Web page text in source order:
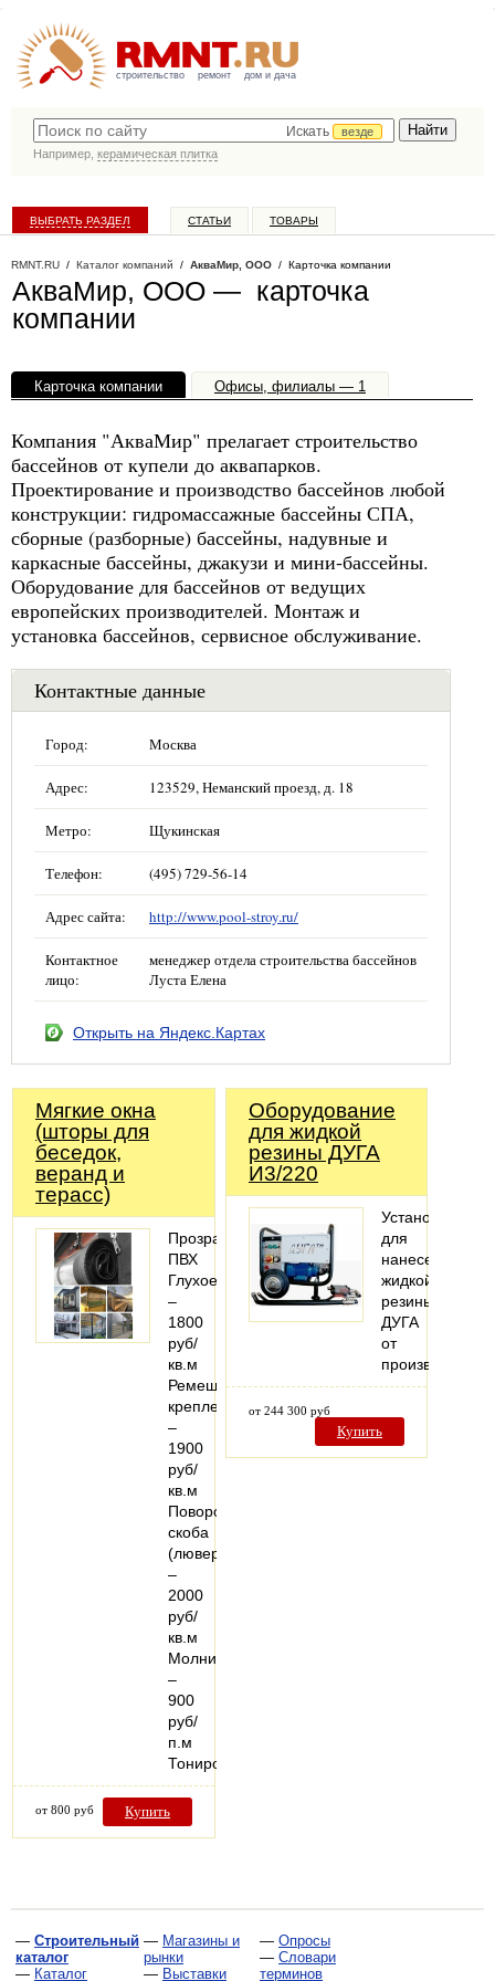
строительство ремонт дом и дача
Искать
везде
Например, керамическая плитка
ВЫБРАТЬ РАЗДЕЛ СТАТЬИ ТОВАРЫ
RMNT.RU / Каталог компаний / АкваМир, ООО / Карточка компании
АкваМир, ООО — карточка
компании
Карточка компании Офисы, филиалы — 1
Компания "АкваМир" прелагает строительство
бассейнов от купели до аквапарков.
Проектирование и производство бассейнов любой
конструкции: гидромассажные бассейны СПА,
сборные (разборные) бассейны, надувные и
каркасные бассейны, джакузи и мини-бассейны.
Оборудование для бассейнов от ведущих
европейских производителей. Монтаж и
установка бассейнов, сервисное обслуживание.
Контактные данные
Город: Москва
Адрес: 123529, Неманский проезд, д. 18
Метро: Щукинская
Телефон: (495) 729-56-14
Адрес сайта: http://www.pool-stroy.ru/
Контактное
лицо:
менеджер отдела строительства бассейнов
Луста Елена
Открыть на Яндекс.Картах
Мягкие окна
(шторы для
беседок,
веранд и
терасс)
Прозрачный
ПВХ
Глухое
–
1800
руб/
кв.м
Ремешковое
крепление
–
1900
руб/
кв.м
Поворотная
скоба
(люверс)
–
2000
руб/
кв.м
Молния
–
900
руб/
п.м
Тонированный…
от 800 руб Купить
Оборудование
для жидкой
резины ДУГА
И3/220
Установка
для
нанесения
жидкой
резины
ДУГА
от
производителя
от 244 300 руб
Купить
— Строительный
каталог
— Каталог
— Магазины и
рынки
— Выставки
— Опросы
— Словари
терминов